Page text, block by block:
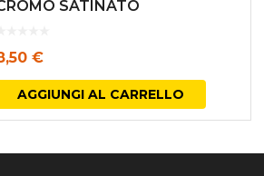
SATINATO
€
AGGIUNGI AL CARRELLO